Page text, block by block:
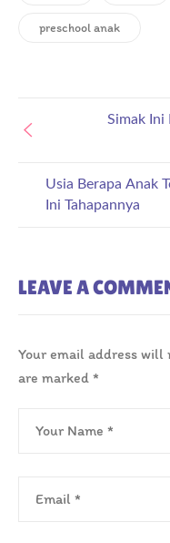
preschool anak
Usia Berapa Anak
Ini Tahapannya
Simak Ini
LEAVE A
Your email address will
are marked *